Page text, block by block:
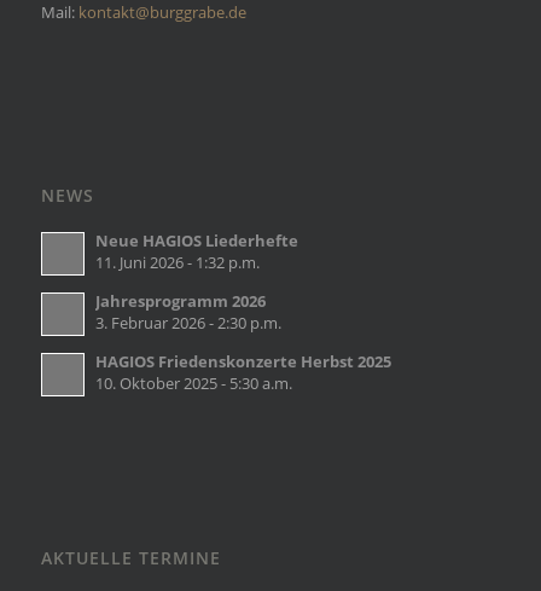
Mail: kontakt@burggrabe.de
NEWS
Neue HAGIOS Liederhefte
11. Juni 2026 - 1:32 p.m.
Jahresprogramm 2026
3. Februar 2026 - 2:30 p.m.
HAGIOS Friedenskonzerte Herbst 2025
10. Oktober 2025 - 5:30 a.m.
AKTUELLE TERMINE